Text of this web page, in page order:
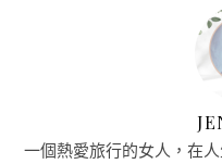
一個熱愛旅行的女人，在